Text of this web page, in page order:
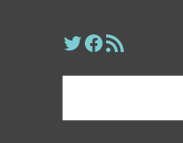
Profil Twitter
Page Facebook
Fil RSS